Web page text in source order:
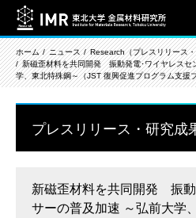
ホーム ニュース
Research（プレスリリース
新磁歪材料を共同開発 振動発電･ワイヤレスセ
学、東北特殊鋼～（JST 復興促進プログラム支援
プレスリリース・研究成
新磁歪材料を共同開発 振
サーの普及加速 ～弘前大学